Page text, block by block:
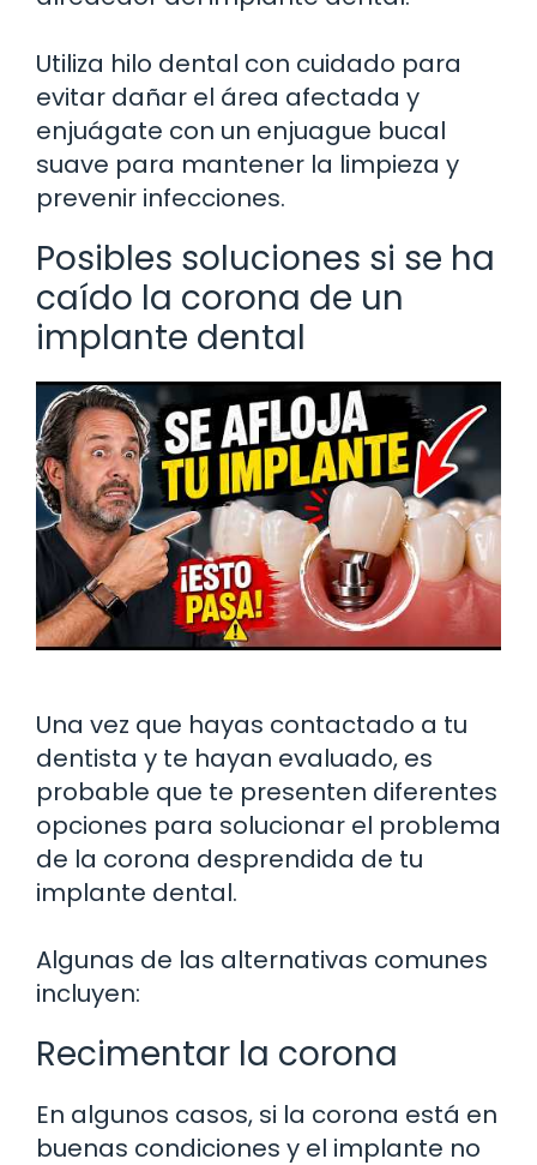
Utiliza hilo dental con cuidado para
evitar dañar el área afectada y
enjuágate con un enjuague bucal
suave para mantener la limpieza y
prevenir infecciones.
Posibles soluciones si se ha
caído la corona de un
implante dental
Una vez que hayas contactado a tu
dentista y te hayan evaluado, es
probable que te presenten diferentes
opciones para solucionar el problema
de la corona desprendida de tu
implante dental.
Algunas de las alternativas comunes
incluyen:
Recimentar la corona
En algunos casos, si la corona está en
buenas condiciones y el implante no